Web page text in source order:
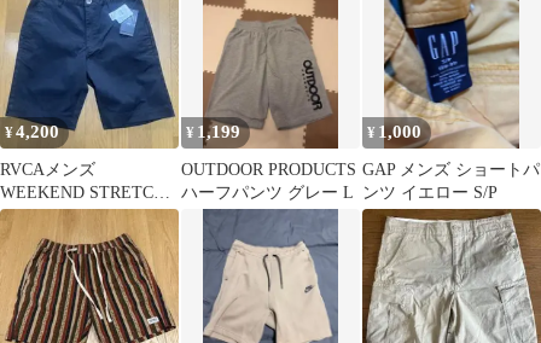
¥4,200
RVCAメンズ
WEEKEND STRETCH
SHORT ショートパンツ
¥ 1,199
OUTDOOR PRODUCTS
ハーフパンツ グレー L
¥ 1,000
GAP メンズ ショートパ
ンツ イエロー S/P